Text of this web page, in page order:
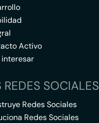
Activo
interesar
REDES SOCIALES
Redes Sociales
Redes Sociales